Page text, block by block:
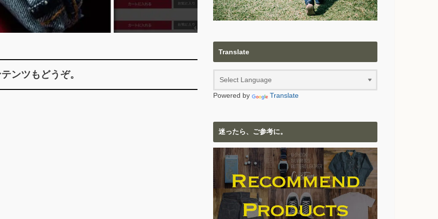
ンツもどうぞ。
Translate
Powered by Translate
迷ったら、ご参考に。